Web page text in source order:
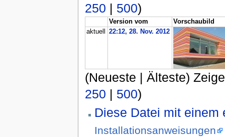
250 | 500)
Version vom
Vorschaubild
aktuell
22:12, 28. Nov. 2012
(Neueste | Älteste)
250 | 500)
Diese Datei mit einem
Installationsanweisungen